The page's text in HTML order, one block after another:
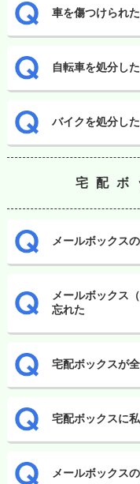
車を傷つけられた
自転車を処分し
バイクを処分し
宅配ボ
メールボックス
メールボックス
忘れた
宅配ボックスが
宅配ボックスに
メールボックス